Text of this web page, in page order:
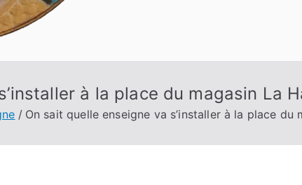
à la place du magasin La
On sait quelle enseigne va s’installer à la place du